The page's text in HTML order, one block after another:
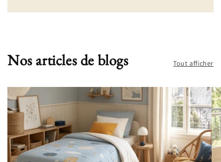
Nos articles de blogs Tout afficher